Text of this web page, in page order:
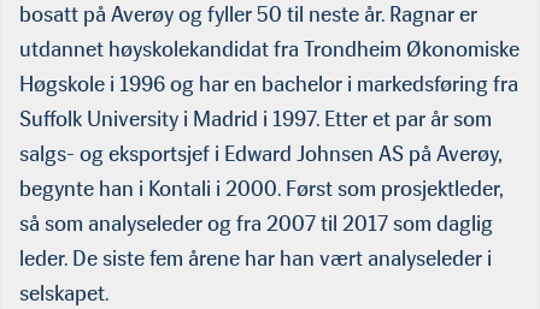
Ragnar Nystøyl bor på Averøy og jobber for Kontali AS i ­ Kris­tiansund, for
øvrig Norges flotteste by. I 2017 ga han seg som daglig leder og har siden
jobbet som analysesjef i selskapet. Få, om noen, vet mer om norsk
havbruksnæring enn 49-åringen fra Averøy. (Foto: Therese Tande)
bosatt på Averøy og fyller 50 til neste år. Ragnar er
utdannet høyskolekandidat fra Trondheim Økonomiske
Høgskole i 1996 og har en bachelor i markedsføring fra
Suffolk University i Madrid i 1997. Etter et par år som
salgs- og eksportsjef i Edward Johnsen AS på Averøy,
begynte han i Kontali i 2000. Først som prosjektleder,
så som analyseleder og fra 2007 til 2017 som daglig
leder. De siste fem årene har han vært analyseleder i
selskapet.